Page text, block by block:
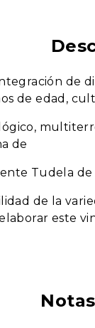
de
de edad,
de
Tudela de
de la
este